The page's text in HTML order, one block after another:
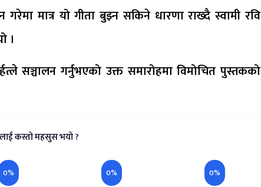
मात्र यो गीता बुझ्न सकिने धारणा राख्दै स्वामी रवि
।
सञ्चालन गर्नुभएको उक्त समारोहमा विमोचित पुस्तकको
कस्तो महसुस भयो ?
0% 0% 0%